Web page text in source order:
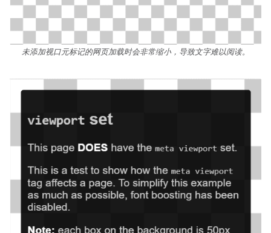
未添加视口元标记的网页加载时会非常缩小，导致文字难以阅读。